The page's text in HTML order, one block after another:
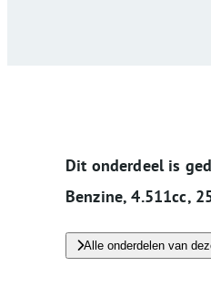
Dit onderdeel is
Benzine, 4.511cc,
Alle onderdelen van